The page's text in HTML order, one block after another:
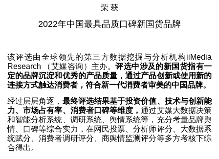
荣 获
2022年中国最具品质口碑新国货品牌
该评选由全球领先的第三方数据挖掘与分析机构iiMedia
Research （艾媒咨询）主办。评选中涉及的新国货指有一
定的品牌沉淀和优秀的产品质量，通过产品创新或使用新的
连接方式触达消费者，符合新一代消费者审美的中国品牌。
经过层层角逐， 最终评选结果基于投资价值、技术与创新能
力、市场占有率、消费者口碑等维度，通过艾媒大数据决策
和智能分析系统、调研系统、舆情系统等，充分考量品牌舆
情、口碑等综合实力，在网民投票、分析师评分、大数据系
统赋分、消费者调研评分、商舆情监测评分等多方考核下综
合得出。